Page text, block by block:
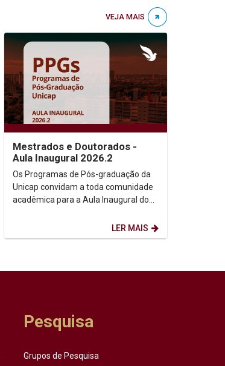
VEJA MAIS
Mestrados e Doutorados -
Aula Inaugural 2026.2
Os Programas de Pós-graduação da
Unicap convidam a toda comunidade
acadêmica para a Aula Inaugural do
LER MAIS
Pesquisa
Grupos de Pesquisa